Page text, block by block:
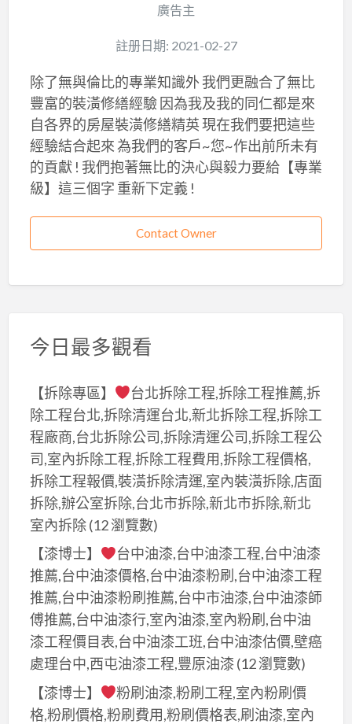
廣告主
註册日期: 2021-02-27
除了無與倫比的專業知識外 我們更融合了無比
豐富的裝潢修繕經驗 因為我及我的同仁都是來
自各界的房屋裝潢修繕精英 現在我們要把這些
經驗結合起來 為我們的客戶~您~作出前所未有
的貢獻 ! 我們抱著無比的決心與毅力要給【專業
級】這三個字 重新下定義 !
Contact Owner
今日最多觀看
【拆除專區】
台北拆除工程,拆除工程推薦,拆
除工程台北,拆除清運台北,新北拆除工程,拆除工
程廠商,台北拆除公司,拆除清運公司,拆除工程公
司,室內拆除工程,拆除工程費用,拆除工程價格,
拆除工程報價,裝潢拆除清運,室內裝潢拆除,店面
拆除,辦公室拆除,台北市拆除,新北市拆除,新北
室內拆除(12 瀏覽數)
【漆博士】
台中油漆,台中油漆工程,台中油漆
推薦,台中油漆價格,台中油漆粉刷,台中油漆工程
推薦,台中油漆粉刷推薦,台中市油漆,台中油漆師
傅推薦,台中油漆行,室內油漆,室內粉刷,台中油
漆工程價目表,台中油漆工班,台中油漆估價,壁癌
處理台中,西屯油漆工程,豐原油漆(12 瀏覽數)
【漆博士】
粉刷油漆,粉刷工程,室內粉刷價
格,粉刷價格,粉刷費用,粉刷價格表,刷油漆,室內